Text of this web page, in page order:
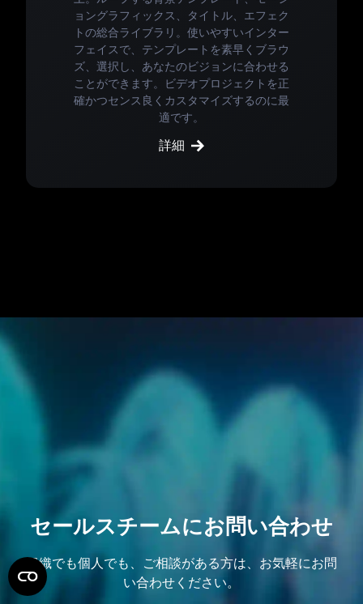
ョングラフィックス、タイトル、エフェク
トの総合ライブラリ。使いやすいインター
フェイスで、テンプレートを素早くブラウ
ズ、選択し、あなたのビジョンに合わせる
ことができます。ビデオプロジェクトを正
確かつセンス良くカスタマイズするのに最
適です。
詳細
セールスチームにお問い合わせ
組織でも個人でも、ご相談がある方は、お気軽にお問
い合わせください。